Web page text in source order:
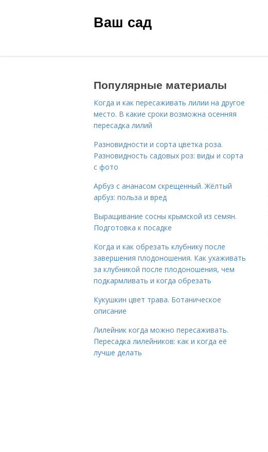
Ваш сад
Популярные материалы
Когда и как пересаживать лилии на другое
место. В какие сроки возможна осенняя
пересадка лилий
Разновидности и сорта цветка роза.
Разновидность садовых роз: виды и сорта
с фото
Арбуз с ананасом скрещенный. Жёлтый
арбуз: польза и вред
Выращивание сосны крымской из семян.
Подготовка к посадке
Когда и как обрезать клубнику после
завершения плодоношения. Как ухаживать
за клубникой после плодоношения, чем
подкармливать и когда обрезать
Кукушкин цвет трава. Ботаническое
описание
Лилейник когда можно пересаживать.
Пересадка лилейников: как и когда её
лучше делать